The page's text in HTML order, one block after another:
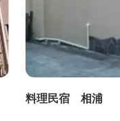
料理民宿 相浦